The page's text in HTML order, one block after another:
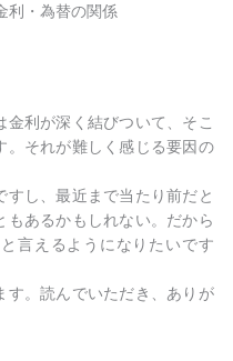
利・為替の関係
利が深く結びついて、そこ
。それが難しく感じる要因の
し、最近まで当たり前だと
あるかもしれない。だから
言えるようになりたいです
す。読んでいただき、ありが